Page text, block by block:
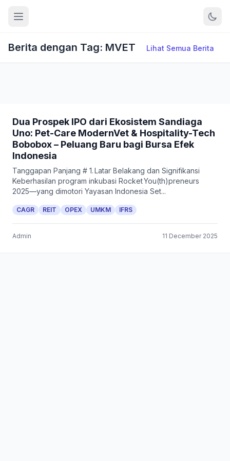
Berita dengan Tag: MVET Lihat Semua Berita
Dua Prospek IPO dari Ekosistem Sandiaga
Uno: Pet-Care ModernVet & Hospitality-Tech
Bobobox – Peluang Baru bagi Bursa Efek
Indonesia
Tanggapan Panjang # 1. Latar Belakang dan Signifikansi
Keberhasilan program inkubasi Rocket You(th)preneurs
2025—yang dimotori Yayasan Indonesia Set...
CAGR REIT OPEX UMKM IFRS
Admin 11 December 2025